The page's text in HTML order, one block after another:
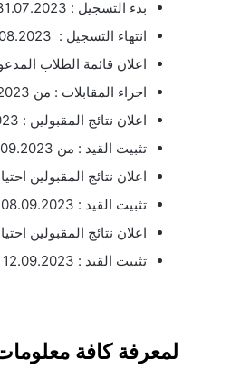
بدء التسجيل : 31.07.2023
انتهاء التسجيل : 20.08.2023
اعلان قائمة الطلاب المدعوين
اجراء المقابلات : من 24.08.2023 حتى 25.08.2023
اعلان نتائج المقبولين : 01.09.2023
تثبيت القيد : من 04.09.2023 حتى 06.09.2023
اعلان نتائج المقبولين احتياط 1 :
تثبيت القيد : 08.09.2023
اعلان نتائج المقبولين احتياط 2 :
تثبيت القيد : 12.09.2023
لمعرفة كافة